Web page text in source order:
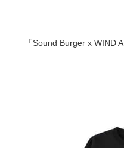
「Sound Burger x WIND